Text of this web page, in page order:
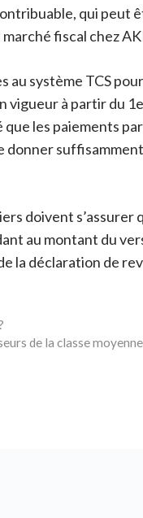
qui peut
fiscal chez
système TCS
à partir du
les paiements
doivent
au montant du
la déclaration de
de la classe moyenne